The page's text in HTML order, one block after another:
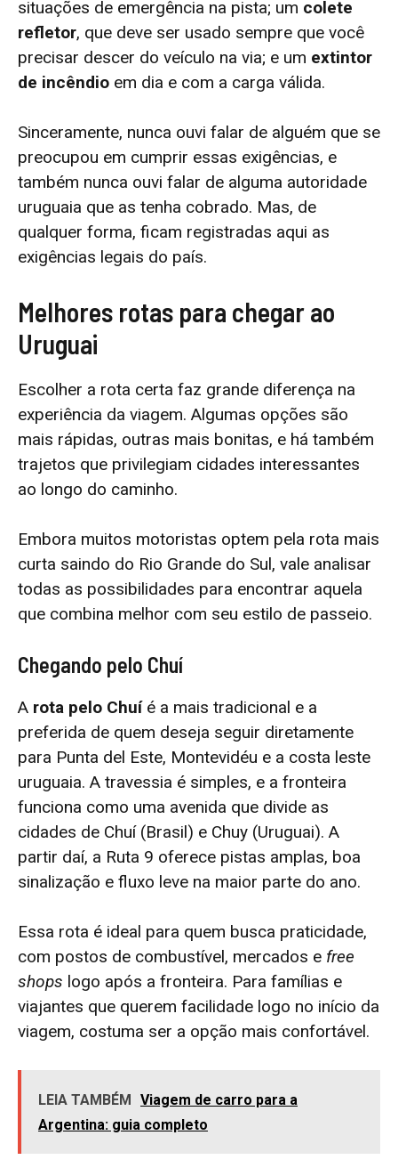
situações de emergência na pista; um colete
refletor, que deve ser usado sempre que você
precisar descer do veículo na via; e um extintor
de incêndio em dia e com a carga válida.
Sinceramente, nunca ouvi falar de alguém que se
preocupou em cumprir essas exigências, e
também nunca ouvi falar de alguma autoridade
uruguaia que as tenha cobrado. Mas, de
qualquer forma, ficam registradas aqui as
exigências legais do país.
Melhores rotas para chegar ao
Uruguai
Escolher a rota certa faz grande diferença na
experiência da viagem. Algumas opções são
mais rápidas, outras mais bonitas, e há também
trajetos que privilegiam cidades interessantes
ao longo do caminho.
Embora muitos motoristas optem pela rota mais
curta saindo do Rio Grande do Sul, vale analisar
todas as possibilidades para encontrar aquela
que combina melhor com seu estilo de passeio.
Chegando pelo Chuí
A rota pelo Chuí é a mais tradicional e a
preferida de quem deseja seguir diretamente
para Punta del Este, Montevidéu e a costa leste
uruguaia. A travessia é simples, e a fronteira
funciona como uma avenida que divide as
cidades de Chuí (Brasil) e Chuy (Uruguai). A
partir daí, a Ruta 9 oferece pistas amplas, boa
sinalização e fluxo leve na maior parte do ano.
Essa rota é ideal para quem busca praticidade,
com postos de combustível, mercados e free
shops logo após a fronteira. Para famílias e
viajantes que querem facilidade logo no início da
viagem, costuma ser a opção mais confortável.
LEIA TAMBÉM Viagem de carro para a
Argentina: guia completo